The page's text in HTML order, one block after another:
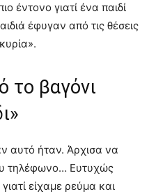
έντονο γιατί ένα παιδί
έφυγαν από τις θέσεις
το βαγόνι
αυτό ήταν. Άρχισα να
τηλέφωνο… Ευτυχώς
είχαμε ρεύμα και